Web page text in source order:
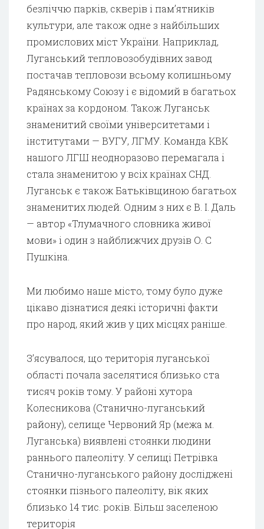
безліччю парків, скверів і пам’ятників
культури, але також одне з найбільших
промислових міст України. Наприклад,
Луганський тепловозобудівних завод
постачав тепловози всьому колишньому
Радянському Союзу і є відомий в багатьох
країнах за кордоном. Також Луганськ
знаменитий своїми університетами і
інститутами — ВУГУ, ЛГМУ. Команда КВК
нашого ЛГШ неодноразово перемагала і
стала знаменитою у всіх країнах СНД.
Луганськ є також Батьківщиною багатьох
знаменитих людей. Одним з них є В. І. Даль
— автор «Тлумачного словника живої
мови» і один з найближчих друзів О. С
Пушкіна.
Ми любимо наше місто, тому було дуже
цікаво дізнатися деякі історичні факти
про народ, який жив у цих місцях раніше.
З’ясувалося, що територія луганської
області почала заселятися близько ста
тисяч років тому. У районі хутора
Колесникова (Станично-луганський
району), селище Червоний Яр (межа м.
Луганська) виявлені стоянки людини
раннього палеоліту. У селищі Петрівка
Станично-луганського району досліджені
стоянки пізнього палеоліту, вік яких
близько 14 тис. років. Більш заселеною
територія